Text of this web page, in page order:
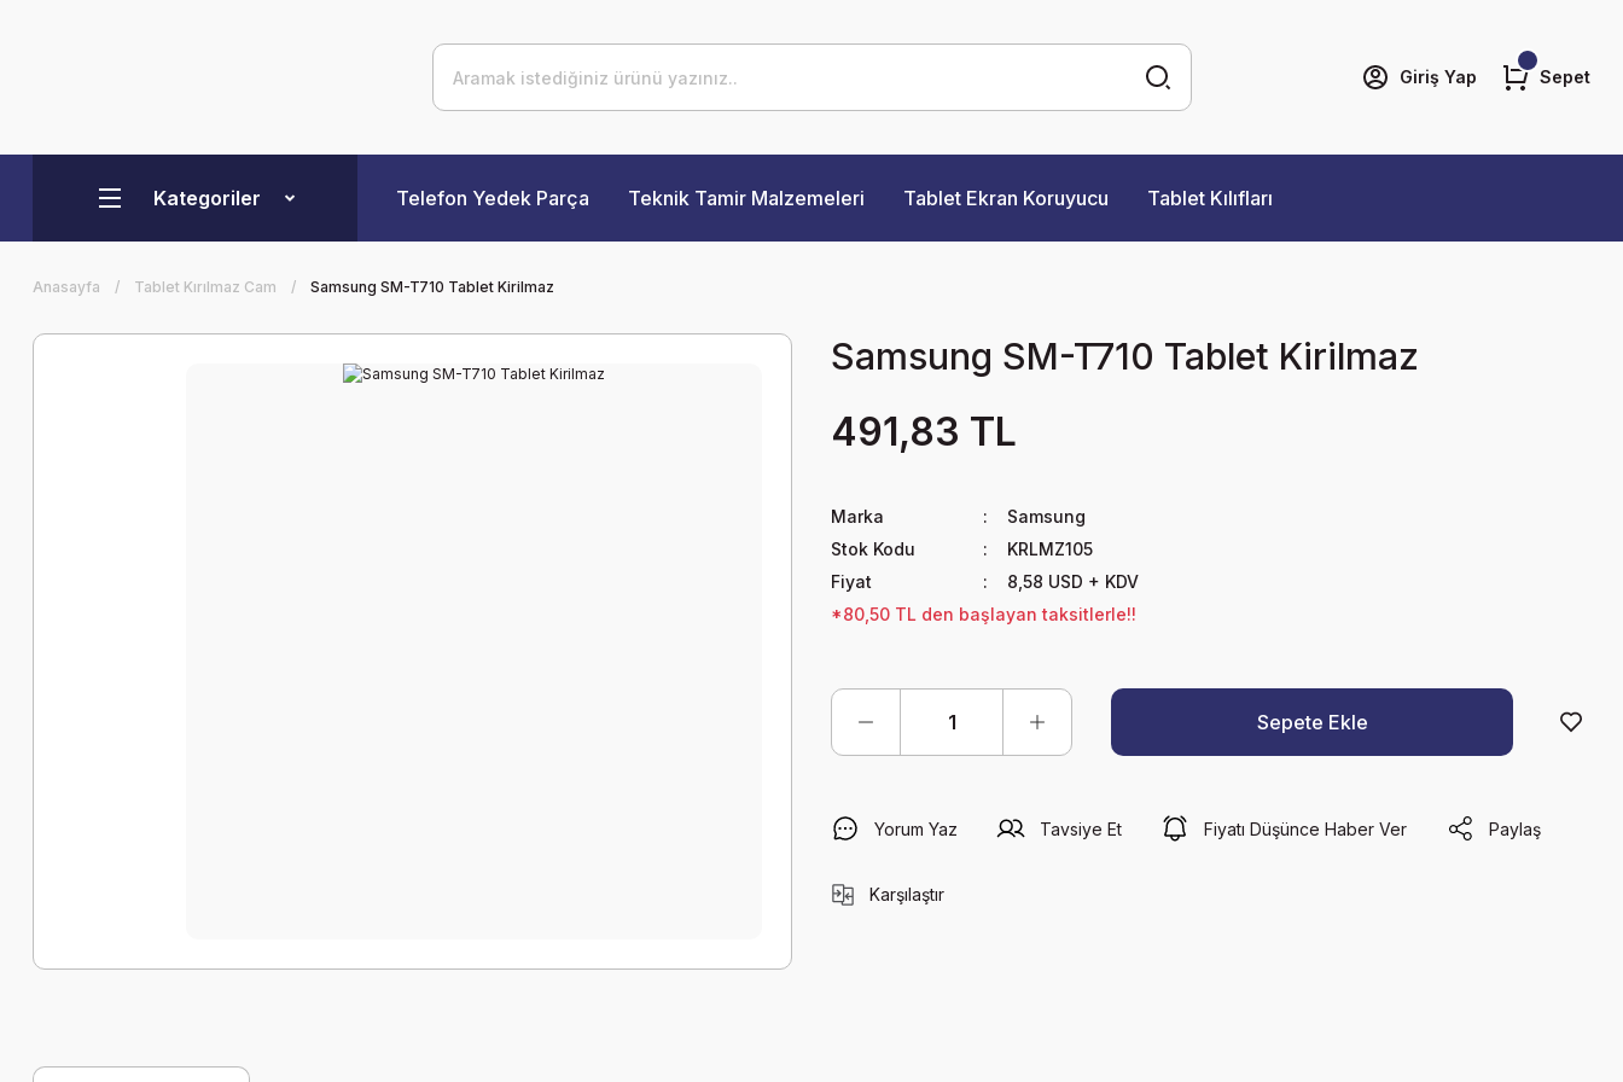
Giriş Yap Sepet
Kategoriler Telefon Yedek Parça Teknik Tamir Malzemeleri Tablet Ekran Koruyucu Tablet Kılıfları
Anasayfa Tablet Kırılmaz Cam Samsung SM-T710 Tablet Kirilmaz
Samsung SM-T710 Tablet Kirilmaz
491,83 TL
Marka
Samsung
Stok Kodu
KRLMZ105
Fiyat
8,58 USD + KDV
*80,50 TL den başlayan taksitlerle!!
Sepete Ekle
Yorum Yaz Tavsiye Et Fiyatı Düşünce Haber Ver Paylaş
Karşılaştır